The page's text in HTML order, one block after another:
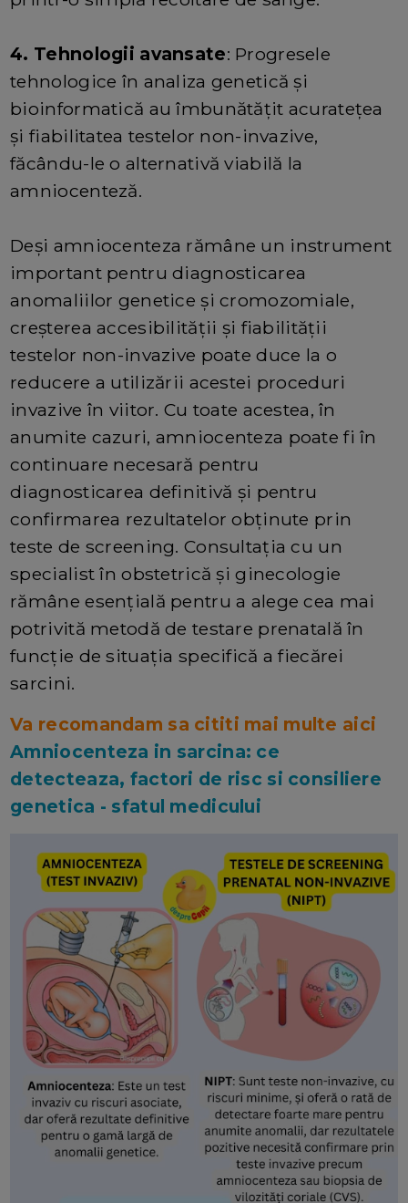
4. Tehnologii avansate: Progresele
tehnologice în analiza genetică și
bioinformatică au îmbunătățit acuratețea
și fiabilitatea testelor non-invazive,
făcându-le o alternativă viabilă la
amniocenteză.
Deși amniocenteza rămâne un instrument
important pentru diagnosticarea
anomaliilor genetice și cromozomiale,
creșterea accesibilității și fiabilității
testelor non-invazive poate duce la o
reducere a utilizării acestei proceduri
invazive în viitor. Cu toate acestea, în
anumite cazuri, amniocenteza poate fi în
continuare necesară pentru
diagnosticarea definitivă și pentru
confirmarea rezultatelor obținute prin
teste de screening. Consultația cu un
specialist în obstetrică și ginecologie
rămâne esențială pentru a alege cea mai
potrivită metodă de testare prenatală în
funcție de situația specifică a fiecărei
sarcini.
Va recomandam sa cititi mai multe aici
Amniocenteza in sarcina: ce
detecteaza, factori de risc si consiliere
genetica - sfatul medicului